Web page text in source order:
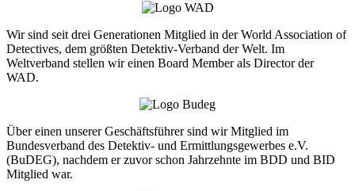
Wir sind seit drei Generationen Mitglied in der World Association of
Detectives, dem größten Detektiv-Verband der Welt. Im
Weltverband stellen wir einen Board Member als Director der
WAD.
Über einen unserer Geschäftsführer sind wir Mitglied im
Bundesverband des Detektiv- und Ermittlungsgewerbes e.V.
(BuDEG), nachdem er zuvor schon Jahrzehnte im BDD und BID
Mitglied war.